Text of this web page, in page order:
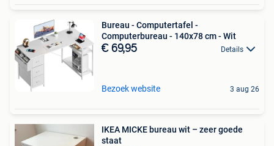
Bureau - Computertafel -
Computerbureau - 140x78 cm - Wit
€ 69,95 Details
Bezoek website 3 aug 26
IKEA MICKE bureau wit – zeer goede
staat